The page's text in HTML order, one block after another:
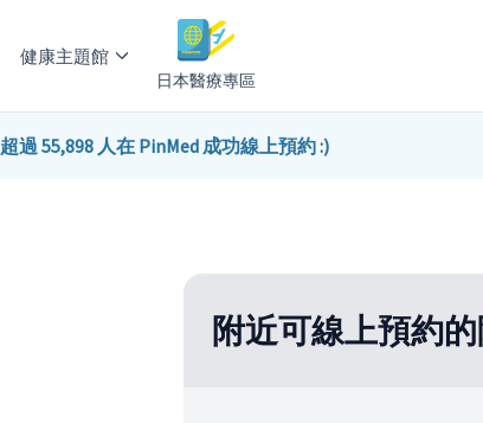
健康主題館
日本醫療專區
超過 55,898 人在 PinMed 成功線上預約 :)
附近可線上預約